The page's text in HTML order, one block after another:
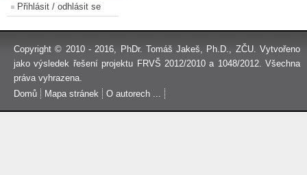
Přihlásit / odhlásit se
Copyright © 2010 - 2016, PhDr. Tomáš Jakeš, Ph.D., ZČU. Vytvořeno
jako výsledek řešení projektu FRVŠ 2012/2010 a 1048/2012. Všechna
práva vyhrazena.
Domů
Mapa stránek O autorech ...